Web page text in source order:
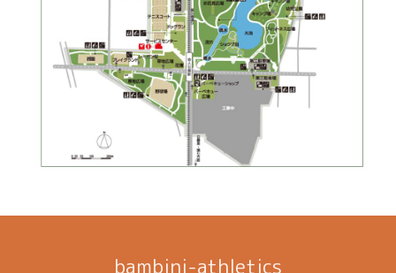
bambini-athletics